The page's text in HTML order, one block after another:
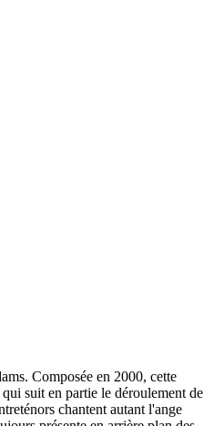
Composée en 2000, cette
suit en partie le déroulement de
chantent autant l'ange